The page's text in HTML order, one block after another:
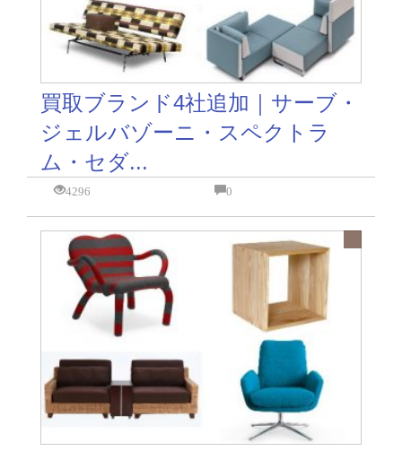
買取ブランド4社追加｜サーブ・
ジェルバゾーニ・スペクトラ
ム・セダ...
4296 0